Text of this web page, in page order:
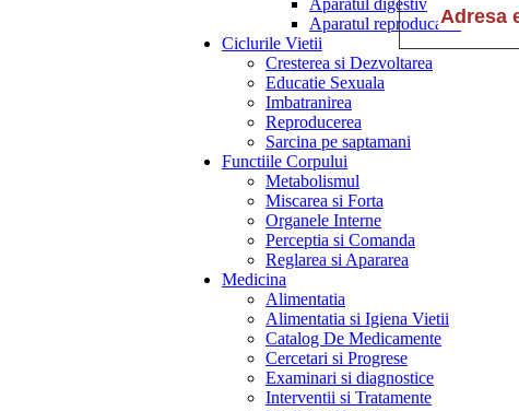
Aparatul digestiv
Aparatul reproducator
Ciclurile Vietii
Cresterea si Dezvoltarea
Educatie Sexuala
Imbatranirea
Reproducerea
Sarcina pe saptamani
Functiile Corpului
Metabolismul
Miscarea si Forta
Organele Interne
Perceptia si Comanda
Reglarea si Apararea
Medicina
Alimentatia
Alimentatia si Igiena Vietii
Catalog De Medicamente
Cercetari si Progrese
Examinari si diagnostice
Interventii si Tratamente